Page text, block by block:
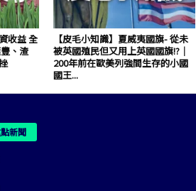
收益 全
、渣
【皮毛小知識】夏威夷國旗- 從未
被英國殖民但又用上英國國旗!?｜
200年前在歐美列強間生存的小國
國王...
新聞